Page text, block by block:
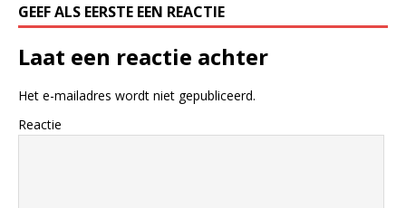
GEEF ALS EERSTE EEN REACTIE
Laat een reactie achter
Het e-mailadres wordt niet gepubliceerd.
Reactie